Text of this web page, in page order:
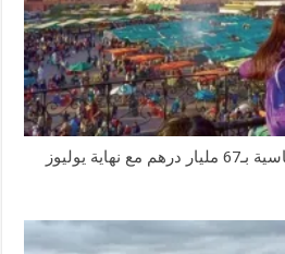
قطاع السياحة .. عائدات قياسية بـ67 مليار درهم مع نهاية يوليوز